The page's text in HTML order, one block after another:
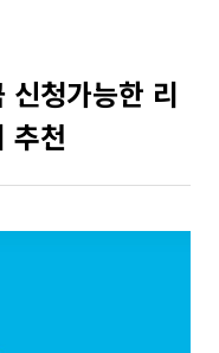
신청가능한 리
추천